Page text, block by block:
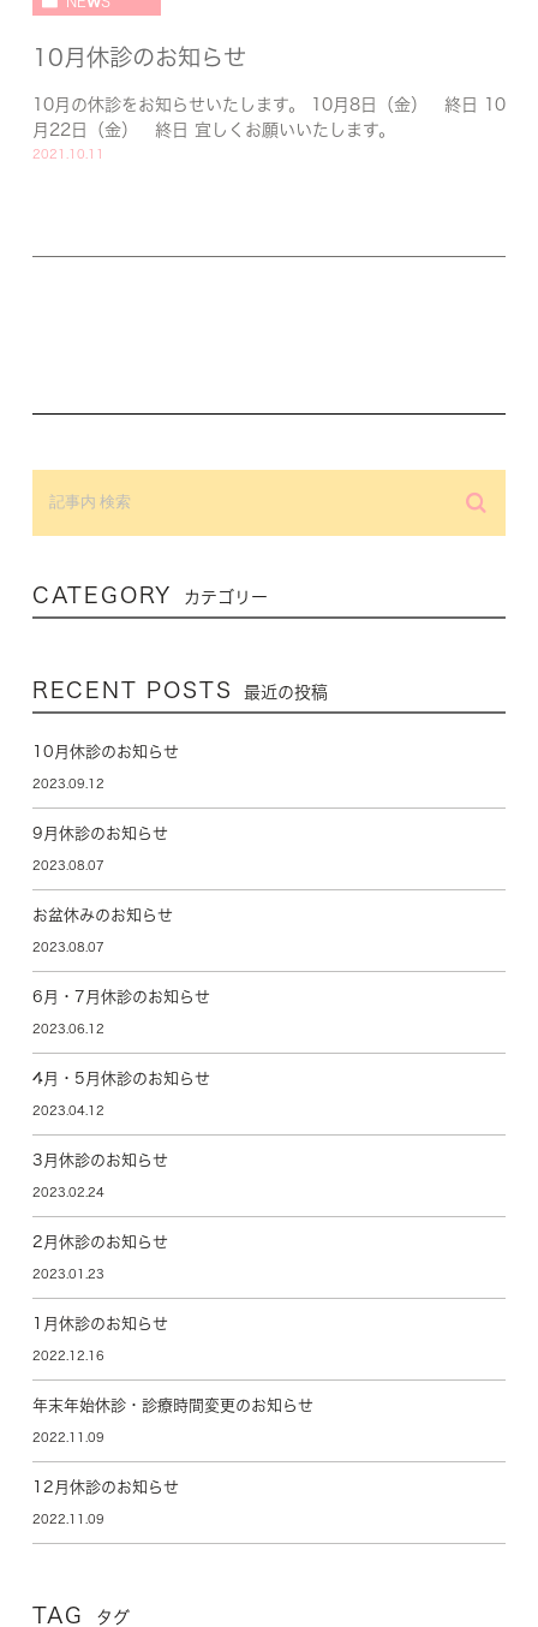
10月休診のお知らせ
10月の休診をお知らせいたします。 10月8日（金） 終日 10
月22日（金） 終日 宜しくお願いいたします。
2021.10.11
CATEGORY カテゴリー
RECENT POSTS 最近の投稿
10月休診のお知らせ
2023.09.12
9月休診のお知らせ
2023.08.07
お盆休みのお知らせ
2023.08.07
6月・7月休診のお知らせ
2023.06.12
4月・5月休診のお知らせ
2023.04.12
3月休診のお知らせ
2023.02.24
2月休診のお知らせ
2023.01.23
1月休診のお知らせ
2022.12.16
年末年始休診・診療時間変更のお知らせ
2022.11.09
12月休診のお知らせ
2022.11.09
TAG タグ